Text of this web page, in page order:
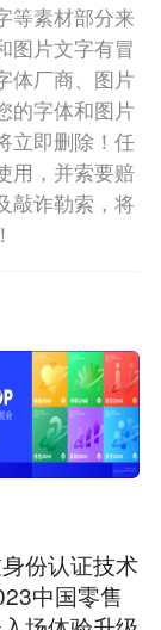
等素材部分来
图片文字有冒
体厂商、图片
的字体和图片
立即删除！任
用，并索要赔
敲诈勒索，将
份认证技术
中国零售